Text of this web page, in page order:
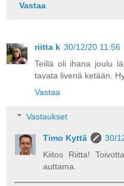
Vastaa
riitta k 30/12/20 11:56
Teillä oli ihana joulu
tavata livenä ketään.
Vastaa
Vastaukset
Timo Kyttä
30/
Kiitos Riitta!
auttama.